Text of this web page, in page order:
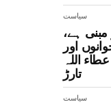
سیاست
پر مبنی ہے،
اور
اللہ
تارڑ
سیاست